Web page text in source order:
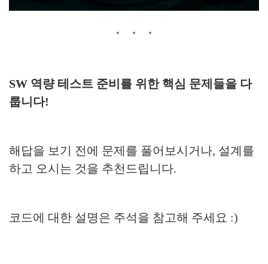
SW 역량 테스트 준비를 위한 핵심 문제들을 다
룹니다!
해답을 보기 전에 문제를 풀어보시거나, 설계를
하고 오시는 것을 추천드립니다.
코드에 대한 설명은 주석을 참고해 주세요 :)